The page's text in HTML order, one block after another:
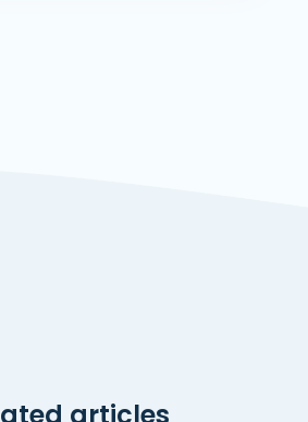
articles